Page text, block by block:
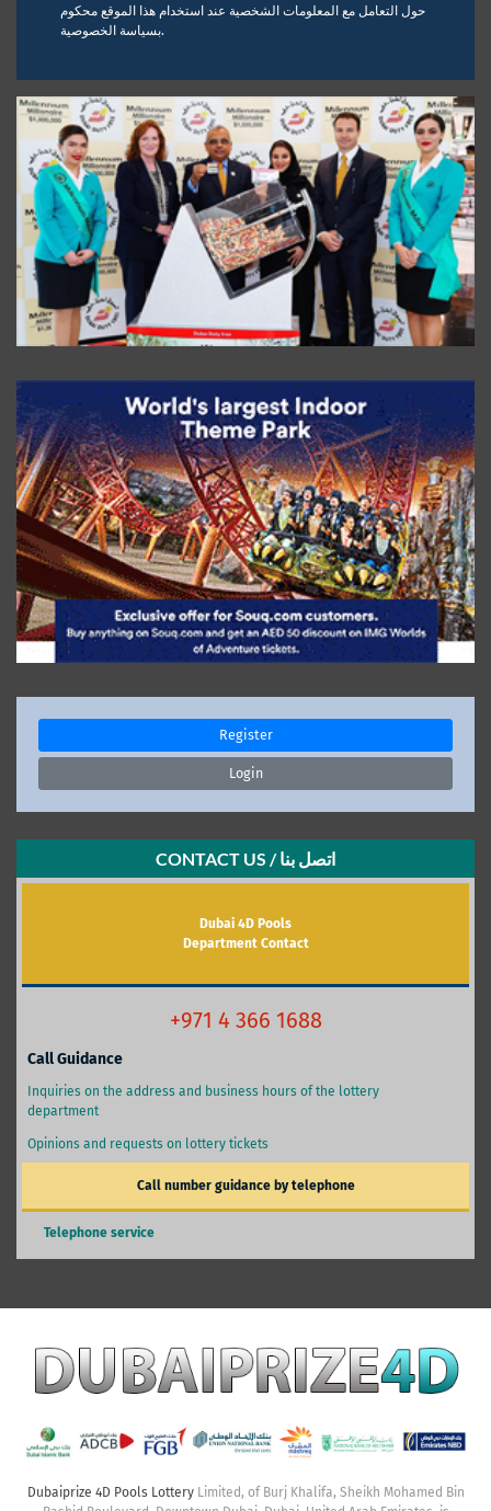
حول التعامل مع المعلومات الشخصية عند استخدام هذا الموقع محكوم
بسياسة الخصوصية.
Register
Login
CONTACT US / اتصل بنا
Dubai 4D Pools
Department Contact
+971 4 366 1688
Call Guidance
Inquiries on the address and business hours of the lottery
department
Opinions and requests on lottery tickets
Call number guidance by telephone
Telephone service
Dubaiprize 4D Pools LotteryLimited, of Burj Khalifa, Sheikh Mohamed Bin